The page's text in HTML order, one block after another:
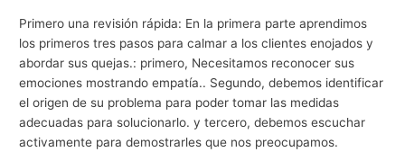
Primero una revisión rápida: En la primera parte aprendimos
los primeros tres pasos para calmar a los clientes enojados y
abordar sus quejas.: primero, Necesitamos reconocer sus
emociones mostrando empatía.. Segundo, debemos identificar
el origen de su problema para poder tomar las medidas
adecuadas para solucionarlo. y tercero, debemos escuchar
activamente para demostrarles que nos preocupamos.